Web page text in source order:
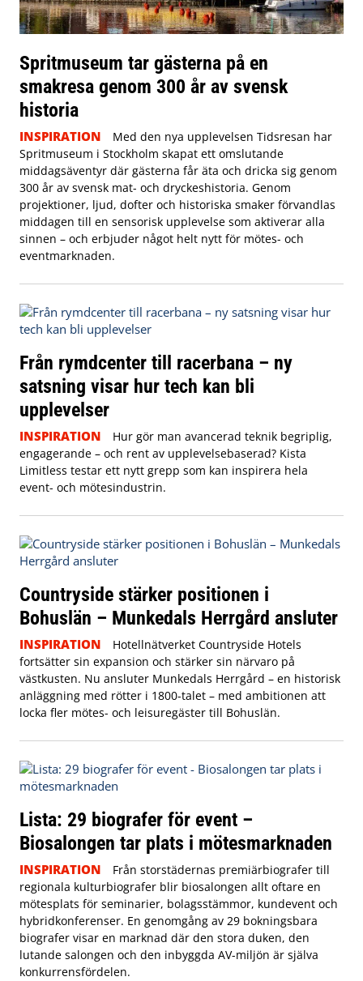
Spritmuseum tar gästerna på en
smakresa genom 300 år av svensk
historia
INSPIRATION
Med den nya upplevelsen Tidsresan har
Spritmuseum i Stockholm skapat ett omslutande
middagsäventyr där gästerna får äta och dricka sig genom
300 år av svensk mat- och dryckeshistoria. Genom
projektioner, ljud, dofter och historiska smaker förvandlas
middagen till en sensorisk upplevelse som aktiverar alla
sinnen – och erbjuder något helt nytt för mötes- och
eventmarknaden.
Från rymdcenter till racerbana – ny
satsning visar hur tech kan bli
upplevelser
INSPIRATION
Hur gör man avancerad teknik begriplig,
engagerande – och rent av upplevelsebaserad? Kista
Limitless testar ett nytt grepp som kan inspirera hela
event- och mötesindustrin.
Countryside stärker positionen i
Bohuslän – Munkedals Herrgård ansluter
INSPIRATION
Hotellnätverket Countryside Hotels
fortsätter sin expansion och stärker sin närvaro på
västkusten. Nu ansluter Munkedals Herrgård – en historisk
anläggning med rötter i 1800-talet – med ambitionen att
locka fler mötes- och leisuregäster till Bohuslän.
Lista: 29 biografer för event –
Biosalongen tar plats i mötesmarknaden
INSPIRATION
Från storstädernas premiärbiografer till
regionala kulturbiografer blir biosalongen allt oftare en
mötesplats för seminarier, bolagsstämmor, kundevent och
hybridkonferenser. En genomgång av 29 bokningsbara
biografer visar en marknad där den stora duken, den
lutande salongen och den inbyggda AV-miljön är själva
konkurrensfördelen.